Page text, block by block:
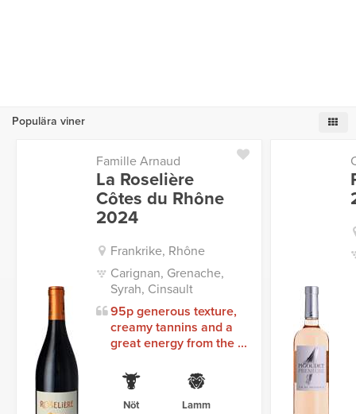
Populära viner
Famille Arnaud
La Roselière
Côtes du Rhône
2024
Frankrike, Rhône
Carignan, Grenache,
Syrah, Cinsault
95p generous texture,
creamy tannins and a
great energy from the ...
Nöt Lamm